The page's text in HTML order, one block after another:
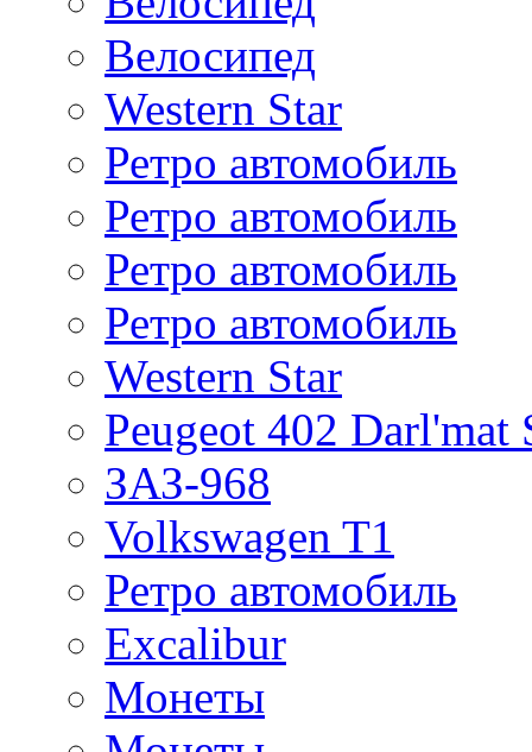
Велосипед
Western Star
Ретро автомобиль
Ретро автомобиль
Ретро автомобиль
Ретро автомобиль
Western Star
Peugeot 402 Darl'mat
ЗАЗ-968
Volkswagen T1
Ретро автомобиль
Excalibur
Монеты